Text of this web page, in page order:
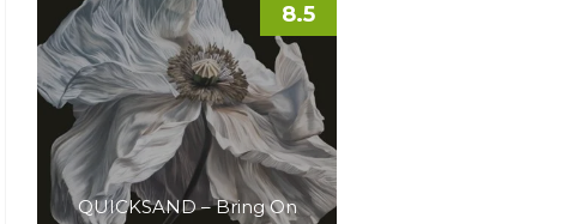
QUICKSAND – Bring On
8.5